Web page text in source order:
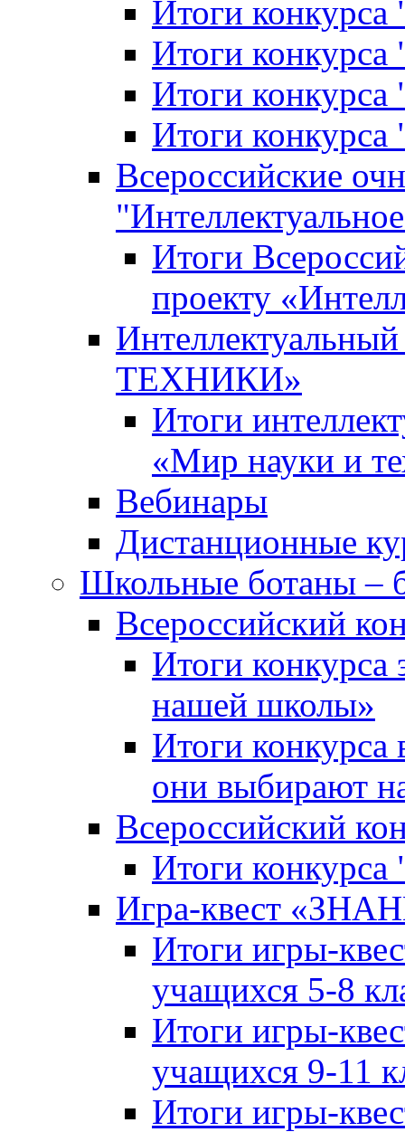
Итоги
Итоги конкурса
Итоги
Итоги
Всероссийские
Итоги
проекту
ТЕХНИКИ»
Итоги
«Мир науки и
Вебинары
Дистанционные
Школьные ботаны –
Всероссийский
Итоги
нашей школы»
Итоги конкурса
они выбирают
Всероссийский
Итоги
Игра-квест
Итоги игры-
учащихся 5-8
Итоги игры-
учащихся 9-11
Итоги игры-